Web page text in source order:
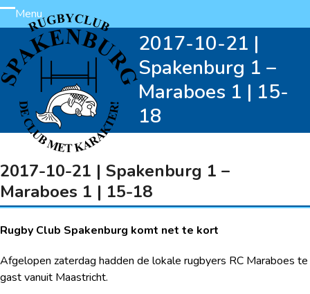
Skip
to
content
Menu
Open
mobile
menu
Close
mobile
menu
2017-10-21 |
Spakenburg 1 –
Maraboes 1 | 15-
18
2017-10-21 | Spakenburg 1 –
Maraboes 1 | 15-18
Rugby Club Spakenburg komt net te kort
Afgelopen zaterdag hadden de lokale rugbyers RC Maraboes te
gast vanuit Maastricht.